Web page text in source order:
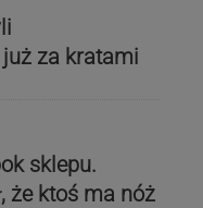
za kratami
sklepu.
że ktoś ma nóż